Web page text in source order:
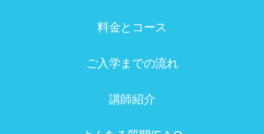
料金とコース
ご入学までの流れ
講師紹介